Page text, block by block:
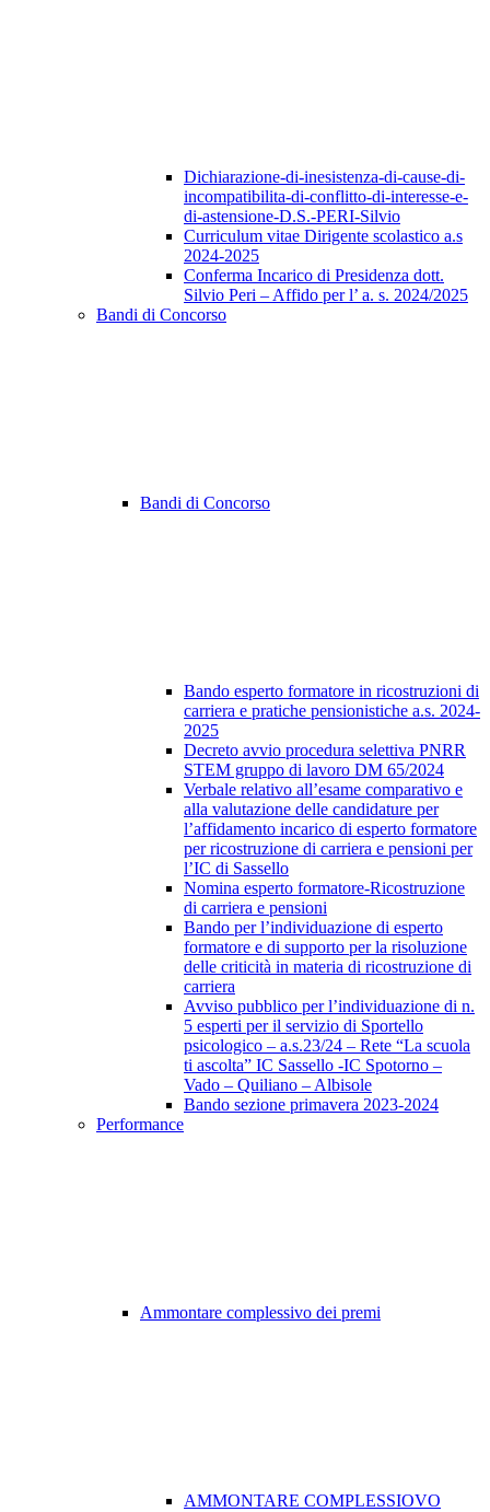
Dichiarazione-di-inesistenza-di-cause-di-
incompatibilita-di-conflitto-di-interesse-e-
di-astensione-D.S.-PERI-Silvio
Curriculum vitae Dirigente scolastico a.s
2024-2025
Conferma Incarico di Presidenza dott.
Silvio Peri – Affido per l’ a. s. 2024/2025
Bandi di Concorso
Bandi di Concorso
Bando esperto formatore in ricostruzioni di
carriera e pratiche pensionistiche a.s. 2024-
2025
Decreto avvio procedura selettiva PNRR
STEM gruppo di lavoro DM 65/2024
Verbale relativo all’esame comparativo e
alla valutazione delle candidature per
l’affidamento incarico di esperto formatore
per ricostruzione di carriera e pensioni per
l’IC di Sassello
Nomina esperto formatore-Ricostruzione
di carriera e pensioni
Bando per l’individuazione di esperto
formatore e di supporto per la risoluzione
delle criticità in materia di ricostruzione di
carriera
Avviso pubblico per l’individuazione di n.
5 esperti per il servizio di Sportello
psicologico – a.s.23/24 – Rete “La scuola
ti ascolta” IC Sassello -IC Spotorno –
Vado – Quiliano – Albisole
Bando sezione primavera 2023-2024
Performance
Ammontare complessivo dei premi
AMMONTARE COMPLESSIOVO